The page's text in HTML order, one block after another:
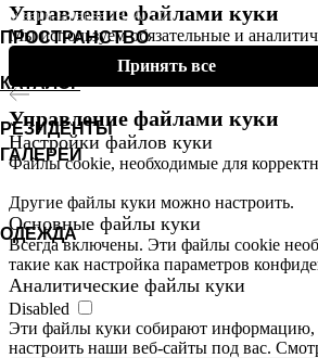
ПРОСТРАНСТВО
КАТАЛОГ
РЕЗИДЕНТЫ
ГАЛЕРЕИ
ОДЕЖДА
Управление файлами куки
Мы используем обязательные и
Принять все
Управление файлами куки
Настройки файлов куки
Файлы cookie, необходимые для
Другие файлы куки можно настроить.
Основные файлы куки
Всегда включены. Эти файлы cookie
такие как настройка параметров
Аналитические файлы куки
Disabled
Эти файлы куки собирают информацию,
настроить наши веб-сайты под вас.
Дизайн-галерея ТЕТА 2026.